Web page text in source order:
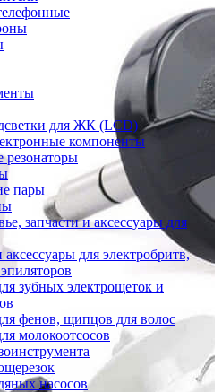
для ЖК (LCD)
компоненты
резонаторы
пары
запчасти и аксессуары для
аксессуары для электробритв,
зубных электрощеток и
фенов, щипцов для волос
молокоотсосов
насосов